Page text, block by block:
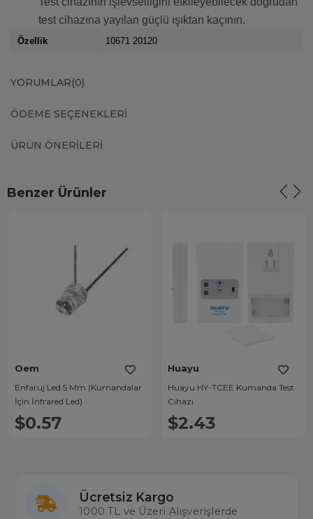
test cihazına yayılan güçlü ışıktan kaçının.
Özellik 10671 20120
YORUMLAR(0)
ÖDEME SEÇENEKLERI
ÜRÜN ÖNERILERI
Benzer Ürünler
Oem
Enfaruj Led 5 Mm (Kumandalar
İçin İnfrared Led)
$0.57
Huayu
Huayu HY-TCEE Kumanda Test
Cihazı
$2.43
Ücretsiz Kargo
1000 TL ve Üzeri Alışverişlerde